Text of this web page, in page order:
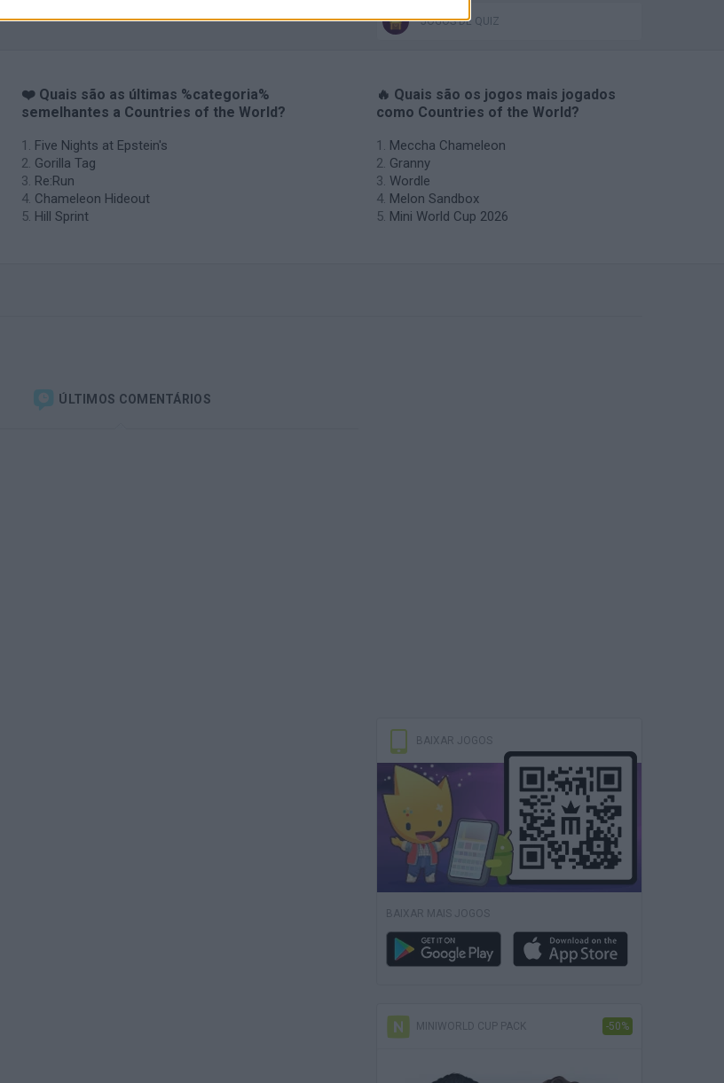
JOGOS DE QUIZ
❤️ Quais são as últimas %categoria%
semelhantes a Countries of the World?
Five Nights at Epstein's
Gorilla Tag
Re:Run
Chameleon Hideout
Hill Sprint
🔥 Quais são os jogos mais jogados
como Countries of the World?
Meccha Chameleon
Granny
Wordle
Melon Sandbox
Mini World Cup 2026
ÚLTIMOS COMENTÁRIOS
BAIXAR JOGOS
BAIXAR MAIS JOGOS
MINIWORLD CUP PACK -50%